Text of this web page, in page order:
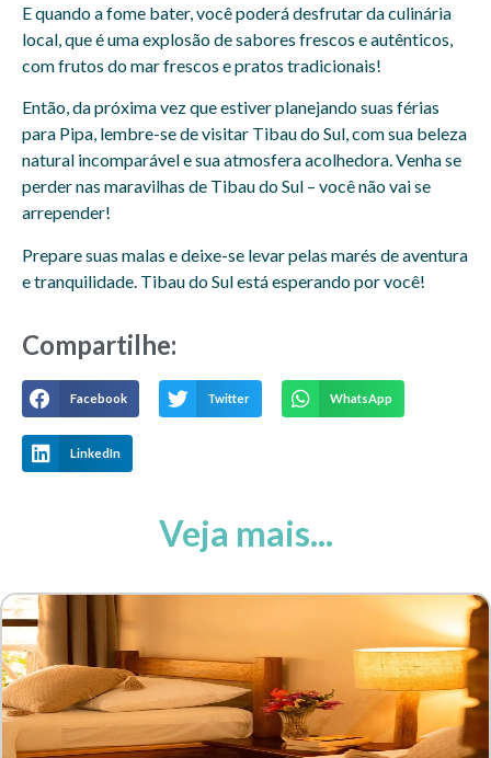
E quando a fome bater, você poderá desfrutar da culinária
local, que é uma explosão de sabores frescos e autênticos,
com frutos do mar frescos e pratos tradicionais!
Então, da próxima vez que estiver planejando suas férias
para Pipa, lembre-se de visitar Tibau do Sul, com sua beleza
natural incomparável e sua atmosfera acolhedora. Venha se
perder nas maravilhas de Tibau do Sul – você não vai se
arrepender!
Prepare suas malas e deixe-se levar pelas marés de aventura
e tranquilidade. Tibau do Sul está esperando por você!
Compartilhe:​
Facebook Twitter WhatsApp
LinkedIn
Veja mais...